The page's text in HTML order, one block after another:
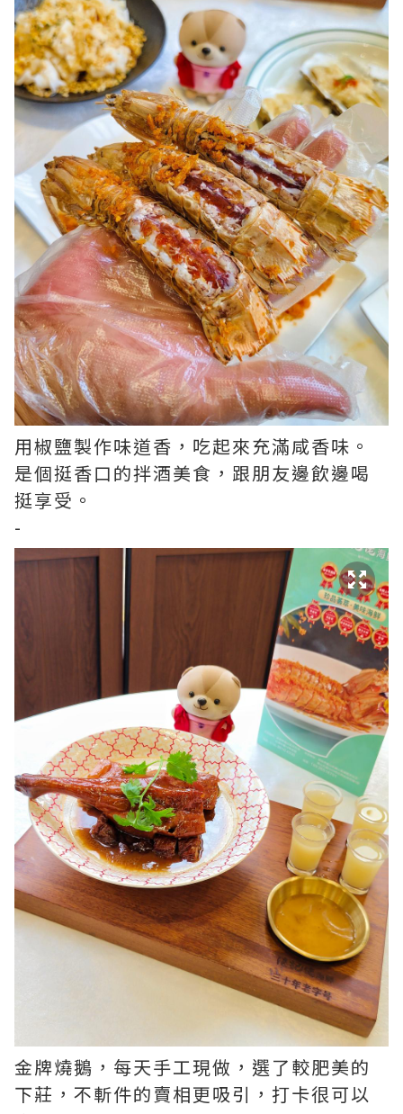
用椒鹽製作味道香，吃起來充滿咸香味。
是個挺香口的拌酒美食，跟朋友邊飲邊喝
挺享受。
-
金牌燒鵝，每天手工現做，選了較肥美的
下莊，不斬件的賣相更吸引，打卡很可以